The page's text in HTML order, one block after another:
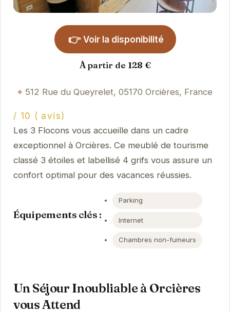
👉 Voir la disponibilité
À partir de 128 €
512 Rue du Queyrelet, 05170 Orcières, France
/ 10 ( avis)
Les 3 Flocons vous accueille dans un cadre
exceptionnel à Orcières. Ce meublé de tourisme
classé 3 étoiles et labellisé 4 grifs vous assure un
confort optimal pour des vacances réussies.
Équipements clés :
Parking
Internet
Chambres non-fumeurs
Un Séjour Inoubliable à Orcières
vous Attend